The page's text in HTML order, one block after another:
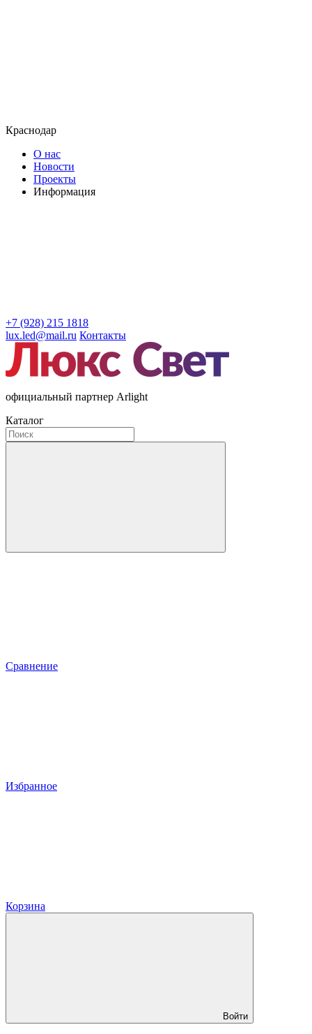
Краснодар
О нас
Новости
Проекты
Информация
+7 (928) 215 1818
lux.led@mail.ru Контакты
официальный партнер Arlight
Каталог
Сравнение
Избранное
Корзина
Войти